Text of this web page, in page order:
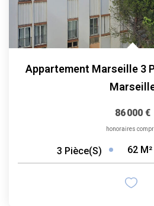
Appartement Marseille 3
86 000 €
honoraires
3 Pièce(s) 62 M²